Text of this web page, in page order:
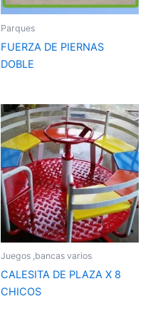
Parques
FUERZA DE PIERNAS
DOBLE
Juegos ,bancas varios
CALESITA DE PLAZA X 8
CHICOS